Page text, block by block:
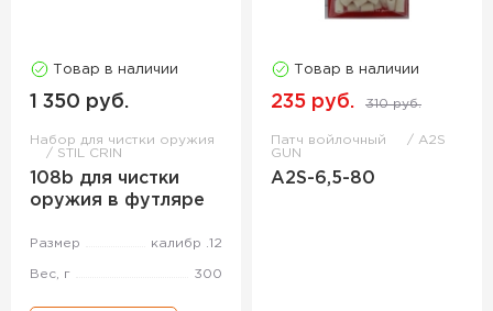
Товар в наличии
1 350 руб.
Набор для чистки оружия
STIL CRIN
108b для чистки
оружия в футляре
Размер калибр .12
Вес, г 300
Товар в наличии
235 руб. 310 руб.
Патч войлочный
A2S
GUN
A2S-6,5-80